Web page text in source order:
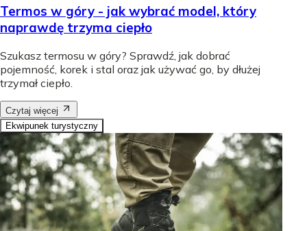
Termos w góry - jak wybrać model, który
naprawdę trzyma ciepło
Szukasz termosu w góry? Sprawdź, jak dobrać
pojemność, korek i stal oraz jak używać go, by dłużej
trzymał ciepło.
Czytaj więcej
Ekwipunek turystyczny